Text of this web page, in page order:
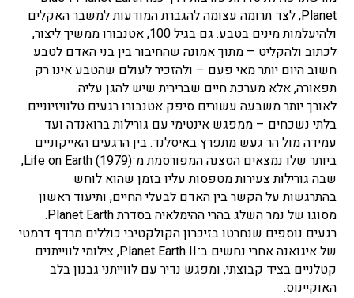
Planet, לצד תרומה עצומה להגברת המודעות למשבר האקלים
ולהיעלמות מינים בטבע. גם בגיל 100, אטנבורו ממשיך ליצור,
לכתוב ולהקליט – מתוך אמונה שהחיבור בין בני האדם לטבע
חשוב היום יותר מאי פעם – ולהזכיר לעולם שהטבע אינו רק
תפאורה, אלא מערכת חיים שברירית שיש להגן עליה.
לאורך יותר משבעה עשורים סיפק אטנבורו רגעים טלוויזיוניים
בלתי נשכחים – ממפגש אינטימי עם גורילות ברואנדה ועד
עמידה מול הר געש מתפרץ באיסלנד. בין הרגעים האייקוניים
ביותר שלו נמצאים הסצנה המפורסמת מ־Life on Earth (1979),
שבה גורילות צעירות מטפסות עליו בזמן שהוא לוחש
בהתרגשות על הקשר בין האדם לבעלי החיים, ותיעוד ראשון
מסוגו של נמר השלג בהרי ההימלאיה בסדרת Planet Earth.
רגעים נוספים שנחרטו בזיכרון הקולקטיבי כוללים מרדף דרמטי
של איגואנה אחרי נחשים ב־Planet Earth II, צילומי לווייתנים
קטלניים בציד קבוצתי, ומפגש נדיר עם לווייתני גבנון בלב
האוקיינוס.